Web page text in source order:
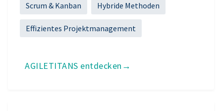
Scrum & Kanban Hybride Methoden
Effizientes Projektmanagement
AGILETITANS entdecken